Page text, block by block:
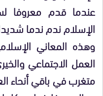
عندما قدم معروفا
الإسلام ندم ندما
وهذه المعاني
العمل الاجتماعي
متغرب في باقي أنحاء